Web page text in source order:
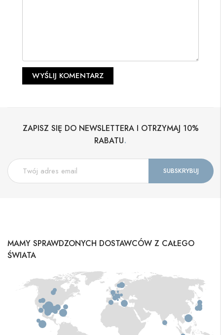
ZAPISZ SIĘ DO NEWSLETTERA I OTRZYMAJ 10%
RABATU.
MAMY SPRAWDZONYCH DOSTAWCÓW Z CAŁEGO
ŚWIATA